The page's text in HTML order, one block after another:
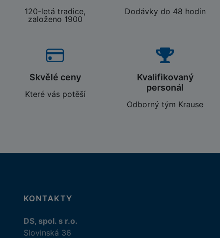
120-letá tradice,
založeno 1900
Dodávky do 48 hodin
Skvělé ceny
Které vás potěší
Kvalifikovaný
personál
Odborný tým Krause
KONTAKTY
DS, spol. s r.o.
Slovinská 36